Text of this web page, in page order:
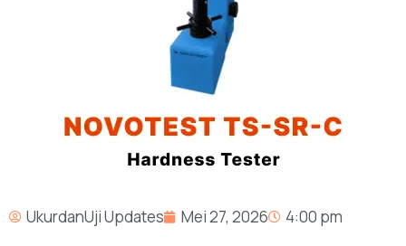
UkurdanUji Updates Mei 27, 2026
4:00 pm